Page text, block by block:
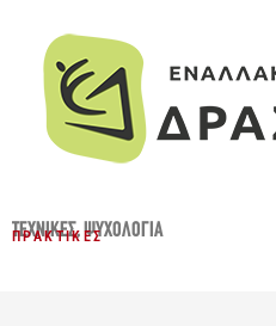
ΤΕΧΝΙΚΈΣ,ΨΥΧΟΛΟΓΊΑ
ΠΡΑΚΤΙΚΈΣ